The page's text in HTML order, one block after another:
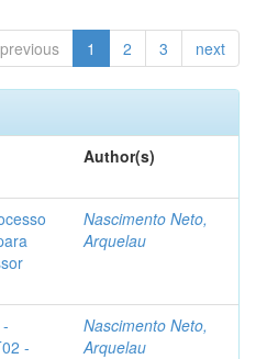
previous 1 2 3 next
Author(s)
Nascimento Neto,
Arquelau
-
Nascimento Neto,
Arquelau